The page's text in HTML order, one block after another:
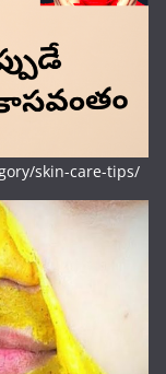
skin-care-tips/